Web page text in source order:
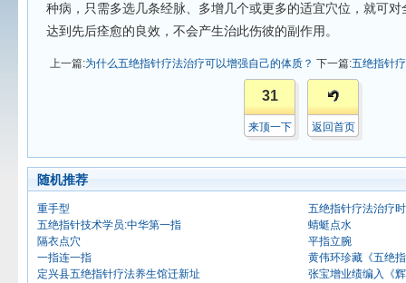
种病，只需多选几条经脉、多增几个或更多的适宜穴位，就可
达到先后痊愈的良效，不会产生治此伤彼的副作用。
上一篇:为什么五绝指针疗法治疗可以增强自己的体质？ 下一篇:五绝指针
31
来顶一下 返回首页
随机推荐
重手型
五绝指针技术学员:中华第一指
隔衣点穴
一指连一指
定兴县五绝指针疗法养生馆迁新址
五绝指针疗法治疗
蜻蜓点水
平指立腕
黄伟环珍藏《五绝
张宝增业绩编入《